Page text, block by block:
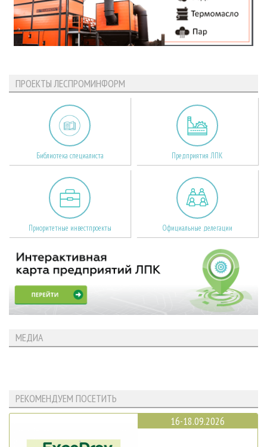
ПРОЕКТЫ ЛЕСПРОМИНФОРМ
Библиотека специалиста Предприятия ЛПК
Приоритетные инвестпроекты Официальные делегации
МЕДИА
РЕКОМЕНДУЕМ ПОСЕТИТЬ
16-18.09.2026